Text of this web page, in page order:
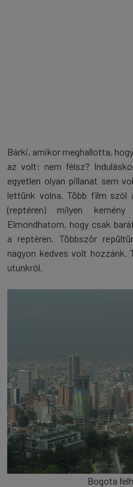
Bárki, amikor meghallotta,
az volt: nem félsz?
egyetlen olyan pillanat sem
lettünk volna. Több film szól
(reptéren) milyen
Elmondhatom, hogy csak
a reptéren. Többször
nagyon kedves volt hozzánk.
utunkról.
Bogota